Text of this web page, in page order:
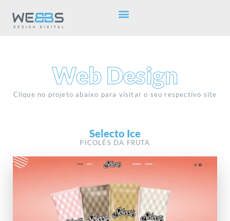
Web Design
Clique no projeto abaixo para visitar o seu respectivo site
Selecto Ice
PICOLÉS DA FRUTA